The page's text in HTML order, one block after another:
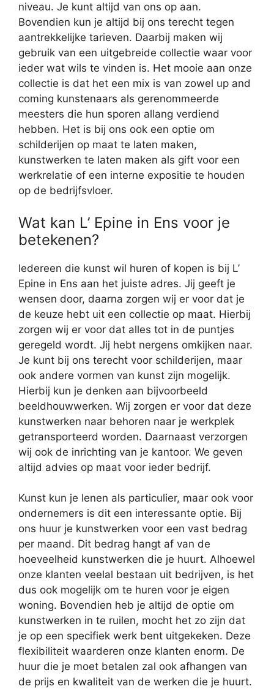
niveau. Je kunt altijd van ons op aan.
Bovendien kun je altijd bij ons terecht tegen
aantrekkelijke tarieven. Daarbij maken wij
gebruik van een uitgebreide collectie waar voor
ieder wat wils te vinden is. Het mooie aan onze
collectie is dat het een mix is van zowel up and
coming kunstenaars als gerenommeerde
meesters die hun sporen allang verdiend
hebben. Het is bij ons ook een optie om
schilderijen op maat te laten maken,
kunstwerken te laten maken als gift voor een
werkrelatie of een interne expositie te houden
op de bedrijfsvloer.
Wat kan L’ Epine in Ens voor je
betekenen?
Iedereen die kunst wil huren of kopen is bij L’
Epine in Ens aan het juiste adres. Jij geeft je
wensen door, daarna zorgen wij er voor dat je
de keuze hebt uit een collectie op maat. Hierbij
zorgen wij er voor dat alles tot in de puntjes
geregeld wordt. Jij hebt nergens omkijken naar.
Je kunt bij ons terecht voor schilderijen, maar
ook andere vormen van kunst zijn mogelijk.
Hierbij kun je denken aan bijvoorbeeld
beeldhouwwerken. Wij zorgen er voor dat deze
kunstwerken naar behoren naar je werkplek
getransporteerd worden. Daarnaast verzorgen
wij ook de inrichting van je kantoor. We geven
altijd advies op maat voor ieder bedrijf.
Kunst kun je lenen als particulier, maar ook voor
ondernemers is dit een interessante optie. Bij
ons huur je kunstwerken voor een vast bedrag
per maand. Dit bedrag hangt af van de
hoeveelheid kunstwerken die je huurt. Alhoewel
onze klanten veelal bestaan uit bedrijven, is het
dus ook mogelijk om te huren voor je eigen
woning. Bovendien heb je altijd de optie om
kunstwerken in te ruilen, mocht het zo zijn dat
je op een specifiek werk bent uitgekeken. Deze
flexibiliteit waarderen onze klanten enorm. De
huur die je moet betalen zal ook afhangen van
de prijs en kwaliteit van de werken die je huurt.